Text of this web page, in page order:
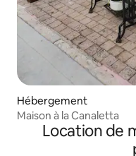
Hébergement
Maison à la Canaletta
Location de